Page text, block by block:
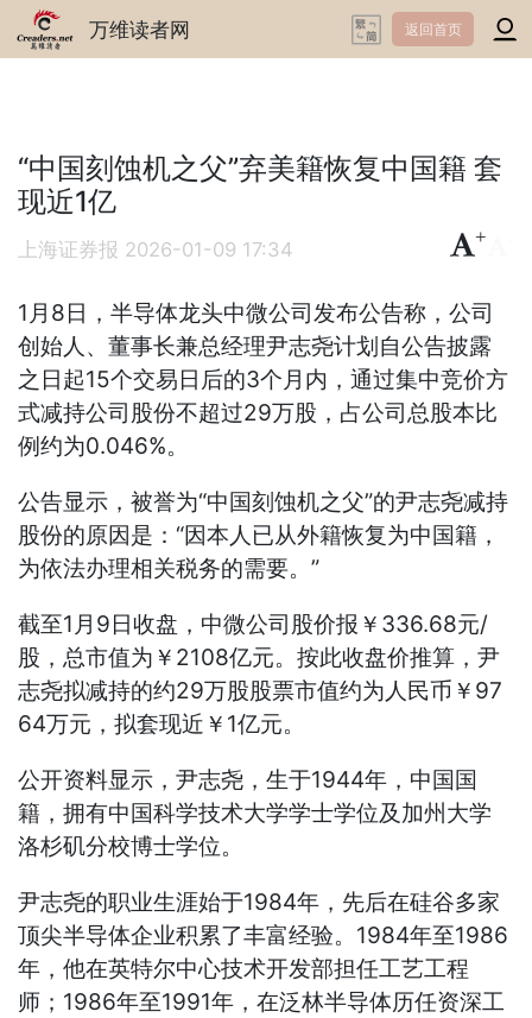
万维读者网 返回首页
“中国刻蚀机之父”弃美籍恢复中国籍 套
现近1亿
上海证券报 2026-01-09 17:34
+
1月8日，半导体龙头中微公司发布公告称，公司
创始人、董事长兼总经理尹志尧计划自公告披露
之日起15个交易日后的3个月内，通过集中竞价方
式减持公司股份不超过29万股，占公司总股本比
例约为0.046%。
公告显示，被誉为“中国刻蚀机之父”的尹志尧减持
股份的原因是：“因本人已从外籍恢复为中国籍，
为依法办理相关税务的需要。”
截至1月9日收盘，中微公司股价报￥336.68元/
股，总市值为￥2108亿元。按此收盘价推算，尹
志尧拟减持的约29万股股票市值约为人民币￥97
64万元，拟套现近￥1亿元。
公开资料显示，尹志尧，生于1944年，中国国
籍，拥有中国科学技术大学学士学位及加州大学
洛杉矶分校博士学位。
尹志尧的职业生涯始于1984年，先后在硅谷多家
顶尖半导体企业积累了丰富经验。1984年至1986
年，他在英特尔中心技术开发部担任工艺工程
师；1986年至1991年，在泛林半导体历任资深工